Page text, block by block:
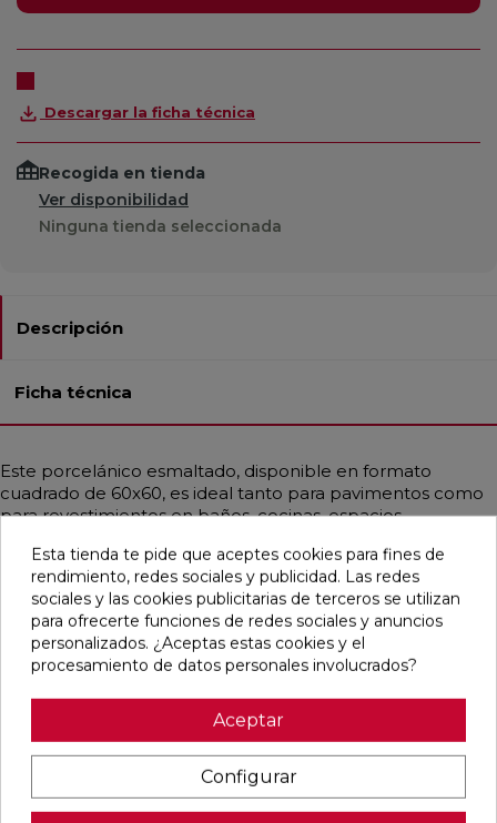
Descargar la ficha técnica
Recogida en tienda
Ver disponibilidad
Ninguna tienda seleccionada
Descripción
Ficha técnica
Este porcelánico esmaltado, disponible en formato
cuadrado de 60x60, es ideal tanto para pavimentos como
para revestimientos en baños, cocinas, espacios
puede ser liso o abombado, pulido y no rectificado,
ofreciendo un estilo contemporáneo y nórdico que emula
el mármol, principalmente en tonos blancos y hueso. Cada
caja incluye diferentes diseños que se pueden combinar
de manera alterna, permitiendo una personalización única
en cada instalación.
Pensamos que te puede interesar
Esta tienda te pide que aceptes cookies para fines de
rendimiento, redes sociales y publicidad. Las redes
sociales y las cookies publicitarias de terceros se utilizan
para ofrecerte funciones de redes sociales y anuncios
personalizados. ¿Aceptas estas cookies y el
procesamiento de datos personales involucrados?
Aceptar
Configurar